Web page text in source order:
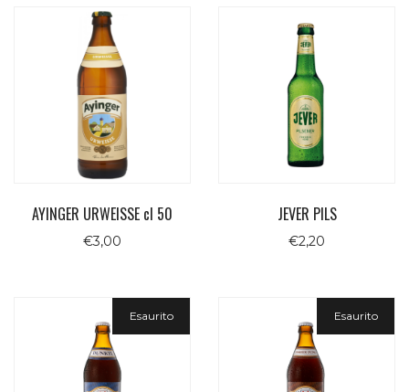
AYINGER URWEISSE cl 50
€3,00
JEVER PILS
€2,20
Esaurito Esaurito